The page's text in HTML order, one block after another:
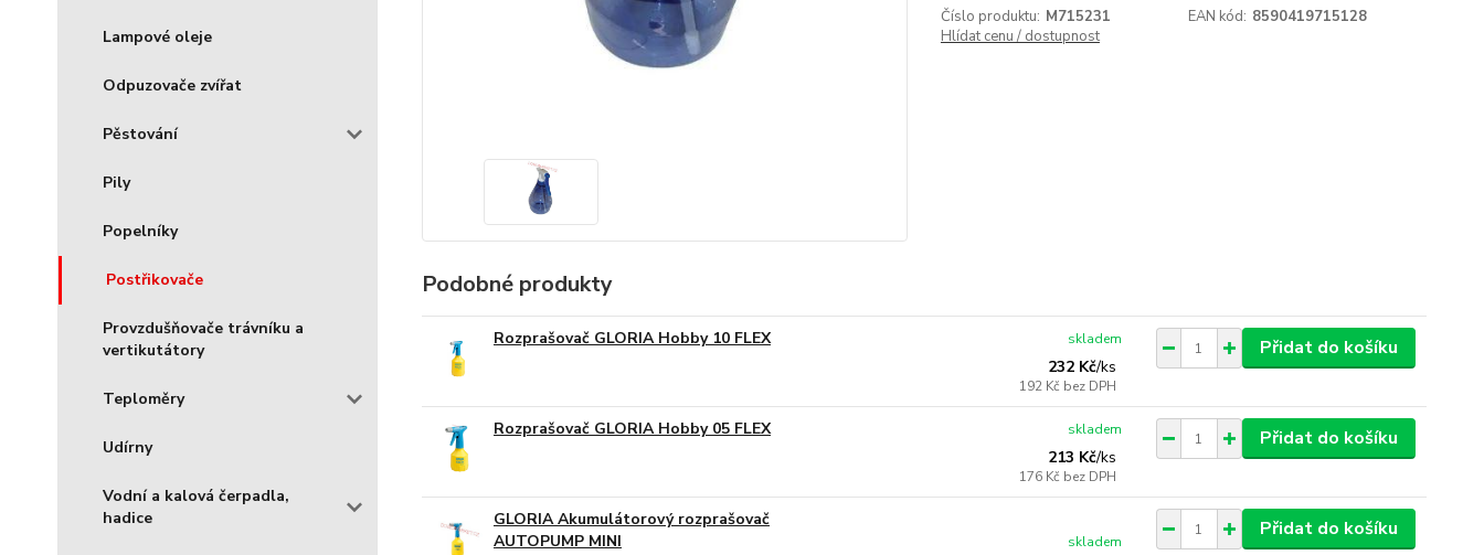
Lampové oleje
Odpuzovače zvířat
Pěstování
Pily
Popelníky
Postřikovače
Provzdušňovače trávníku a
vertikutátory
Teploměry
Udírny
Vodní a kalová čerpadla,
hadice
Číslo produktu: M715231 EAN kód: 8590419715128
Hlídat cenu / dostupnost
Podobné produkty
Rozprašovač GLORIA Hobby 10 FLEX
232 Kč/ks
192 Kč bez DPH
skladem Přidat do košíku
Rozprašovač GLORIA Hobby 05 FLEX
213 Kč/ks
176 Kč bez DPH
skladem Přidat do košíku
GLORIA Akumulátorový rozprašovač
AUTOPUMP MINI
skladem
Přidat do košíku